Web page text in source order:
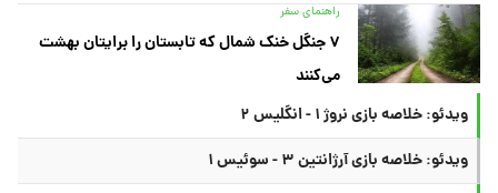
راهنمای سفر
۷ جنگل خنک شمال که تابستان را برایتان بهشت
می‌کنند
ویدئو: خلاصه بازی نروژ ۱ - انگلیس ۲
ویدئو: خلاصه بازی آرژانتین ۳ - سوئیس ۱